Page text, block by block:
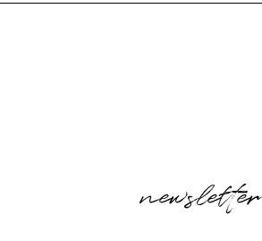
newsletter